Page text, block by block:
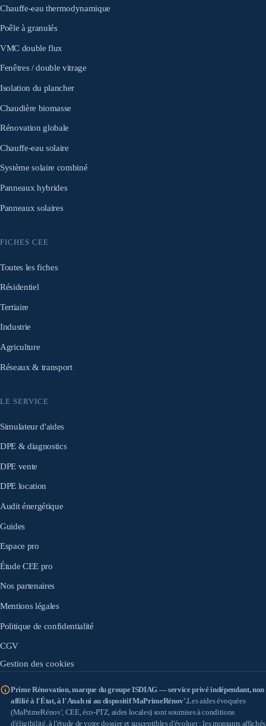
Chauffe-eau thermodynamique
Poêle à granulés
VMC double flux
Fenêtres / double vitrage
Isolation du plancher
Chaudière biomasse
Rénovation globale
Chauffe-eau solaire
Système solaire combiné
Panneaux hybrides
Panneaux solaires
FICHES CEE
Toutes les fiches
Résidentiel
Tertiaire
Industrie
Agriculture
Réseaux & transport
LE SERVICE
Simulateur d'aides
DPE & diagnostics
DPE vente
DPE location
Audit énergétique
Guides
Espace pro
Étude CEE pro
Nos partenaires
Mentions légales
Politique de confidentialité
CGV
Gestion des cookies
Prime Rénovation, marque du groupe ISDIAG — service privé indépendant, non
affilié à l'État, à l'Anah ni au dispositif MaPrimeRénov'.Les aides évoquées
(MaPrimeRénov', CEE, éco-PTZ, aides locales) sont soumises à conditions
d'éligibilité, à l'étude de votre dossier et susceptibles d'évoluer ; les montants affichés